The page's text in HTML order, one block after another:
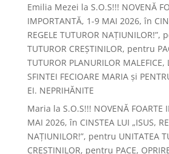
Emilia Mezei la S.O.S!!! NOVENĂ
IMPORTANTĂ, 1-9 MAI 2026, în
REGELE TUTUROR NAȚIUNILOR!”,
TUTUROR CREȘTINILOR, pentru
TUTUROR PLANURILOR MALEFICE,
SFINTEI FECIOARE MARIA și
EI. NEPRIHĂNITE
Maria la S.O.S!!! NOVENĂ FOARTE
MAI 2026, în CINSTEA LUI „ISUS,
NAȚIUNILOR!”, pentru UNITATEA
CREȘTINILOR, pentru PACE,